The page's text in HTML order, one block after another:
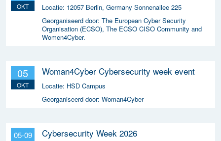
OKT Locatie: 12057 Berlin, Germany Sonnenallee 225
Georganiseerd door: The European Cyber Security
Organisation (ECSO), The ECSO CISO Community and
Women4Cyber.
05
OKT
Woman4Cyber Cybersecurity week event
Locatie: HSD Campus
Georganiseerd door: Woman4Cyber
05-09 Cybersecurity Week 2026